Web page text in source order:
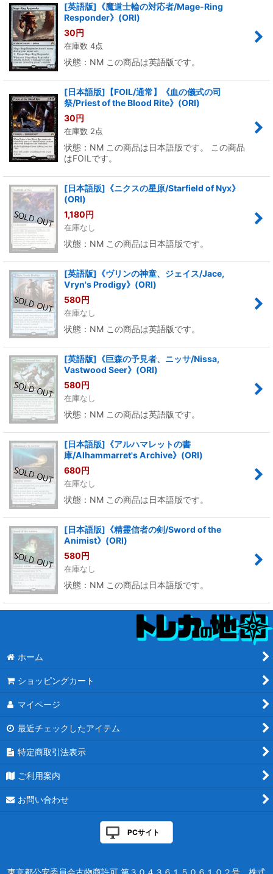
[英語版]《魔道士輪の対応者/Mage-Ring
Responder》(ORI)
30円
在庫数 4点
状態：NM この商品は英語版です。
[日本語版]【FOIL/通常】《血の儀式の司
祭/Priest of the Blood Rite》(ORI)
30円
在庫数 2点
状態：NM この商品は日本語版です。 この商品
はFOILです。
[日本語版]《ニクスの星原/Starfield of Nyx》
(ORI)
1,180円
在庫なし
状態：NM この商品は日本語版です。
[英語版]《ヴリンの神童、ジェイス/Jace,
Vryn's Prodigy》(ORI)
580円
在庫なし
状態：NM この商品は英語版です。
[英語版]《巨森の予見者、ニッサ/Nissa,
Vastwood Seer》(ORI)
580円
在庫なし
状態：NM この商品は英語版です。
[日本語版]《アルハマレットの書
庫/Alhammarret's Archive》(ORI)
680円
在庫なし
状態：NM この商品は日本語版です。
[日本語版]《精霊信者の剣/Sword of the
Animist》(ORI)
580円
在庫なし
状態：NM この商品は日本語版です。
ホーム
ショッピングカート
マイページ
最近チェックしたアイテム
特定商取引法表示
ご利用案内
お問い合わせ
PCサイト
東京都公安委員会古物商許可 第３０４３６１５０６１０２号 株式